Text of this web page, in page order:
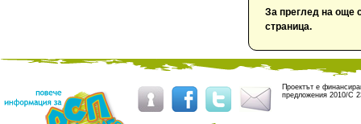
За преглед на още
страница.
Проектът е
предложения 2010/C